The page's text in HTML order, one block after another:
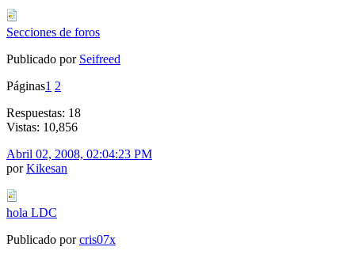
Secciones de foros
Publicado por Seifreed
Páginas1 2
Respuestas: 18
Vistas: 10,856
Abril 02, 2008, 02:04:23 PM
porKikesan
hola LDC
Publicado porcris07x